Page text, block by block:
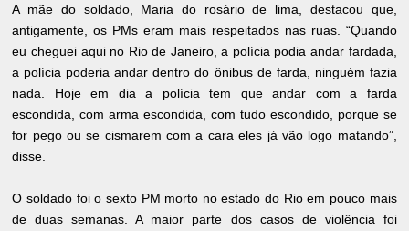
A mãe do soldado, Maria do rosário de lima, destacou que,
antigamente, os PMs eram mais respeitados nas ruas. “Quando
eu cheguei aqui no Rio de Janeiro, a polícia podia andar fardada,
a polícia poderia andar dentro do ônibus de farda, ninguém fazia
nada. Hoje em dia a polícia tem que andar com a farda
escondida, com arma escondida, com tudo escondido, porque se
for pego ou se cismarem com a cara eles já vão logo matando”,
disse.
O soldado foi o sexto PM morto no estado do Rio em pouco mais
de duas semanas. A maior parte dos casos de violência foi